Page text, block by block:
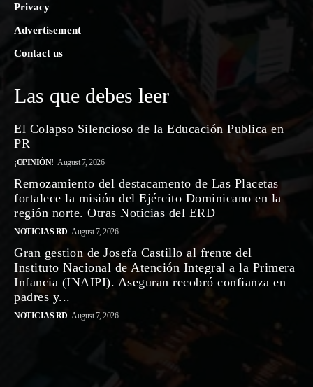
Privacy
Advertisement
Contact us
Las que debes leer
El Colapso Silencioso de la Educación Publica en
PR
¡OPINIÓN! August 7, 2026
Remozamiento del destacamento de Las Placetas
fortalece la misión del Ejército Dominicano en la
región norte. Otras Noticias del ERD
NOTICIAS RD August 7, 2026
Gran gestion de Josefa Castillo al frente del
Instituto Nacional de Atención Integral a la Primera
Infancia (INAIPI). Aseguran recobró confianza en
padres y...
NOTICIAS RD August 7, 2026